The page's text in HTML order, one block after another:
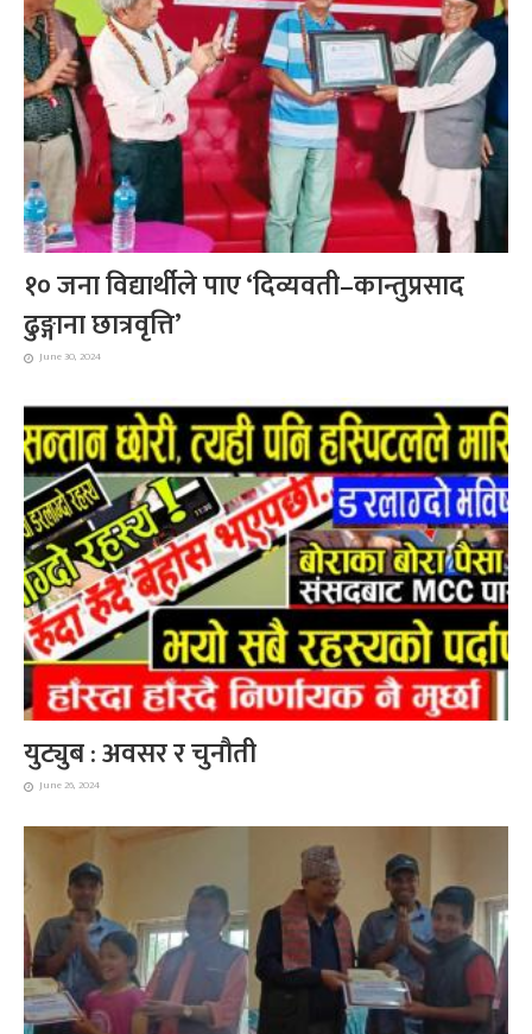
१० जना विद्यार्थीले पाए ‘दिव्यवती–कान्तुप्रसाद
ढुङ्गाना छात्रवृत्ति’
June 30, 2024
युट्युब : अवसर र चुनौती
June 26, 2024